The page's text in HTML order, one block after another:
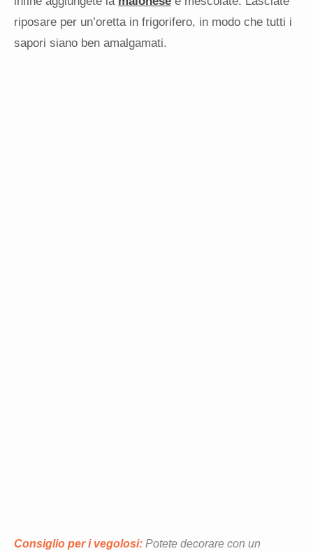
riposare per un’oretta in frigorifero, in modo che tutti i
sapori siano ben amalgamati.
Consiglio per i vegolosi: Potete decorare con un